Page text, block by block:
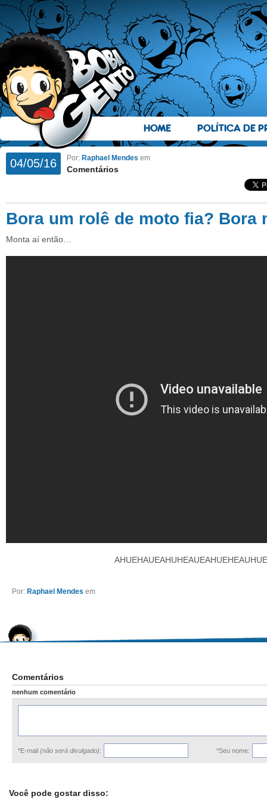
HOME POLÍTICA DE
04/05/16 Por: Raphael Mendes em
Comentários
Bora um rolê de moto fia? Bora
Monta aí então…
Por: Raphael Mendes em
Comentários
nenhum comentário
*E-mail (não será divulgado): *Seu nome:
Você pode gostar disso: